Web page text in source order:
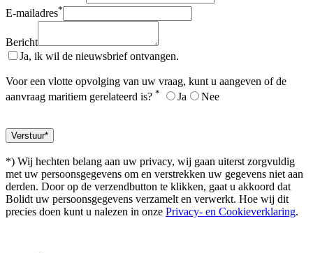
E-mailadres*
Bericht
Ja, ik wil de nieuwsbrief ontvangen.
Voor een vlotte opvolging van uw vraag, kunt u aangeven of de
aanvraag maritiem gerelateerd is? * Ja Nee
*) Wij hechten belang aan uw privacy, wij gaan uiterst zorgvuldig
met uw persoonsgegevens om en verstrekken uw gegevens niet aan
derden. Door op de verzendbutton te klikken, gaat u akkoord dat
Bolidt uw persoonsgegevens verzamelt en verwerkt. Hoe wij dit
precies doen kunt u nalezen in onze Privacy- en Cookieverklaring.